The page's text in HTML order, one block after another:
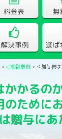
> ご相談事例 > ＜贈与税
かかるの
のために
贈与に